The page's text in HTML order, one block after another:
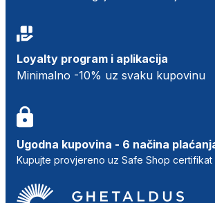
Loyalty program i aplikacija
Minimalno -10% uz svaku kupovinu
Ugodna kupovina - 6 načina
Kupujte provjereno uz Safe Shop certifikat